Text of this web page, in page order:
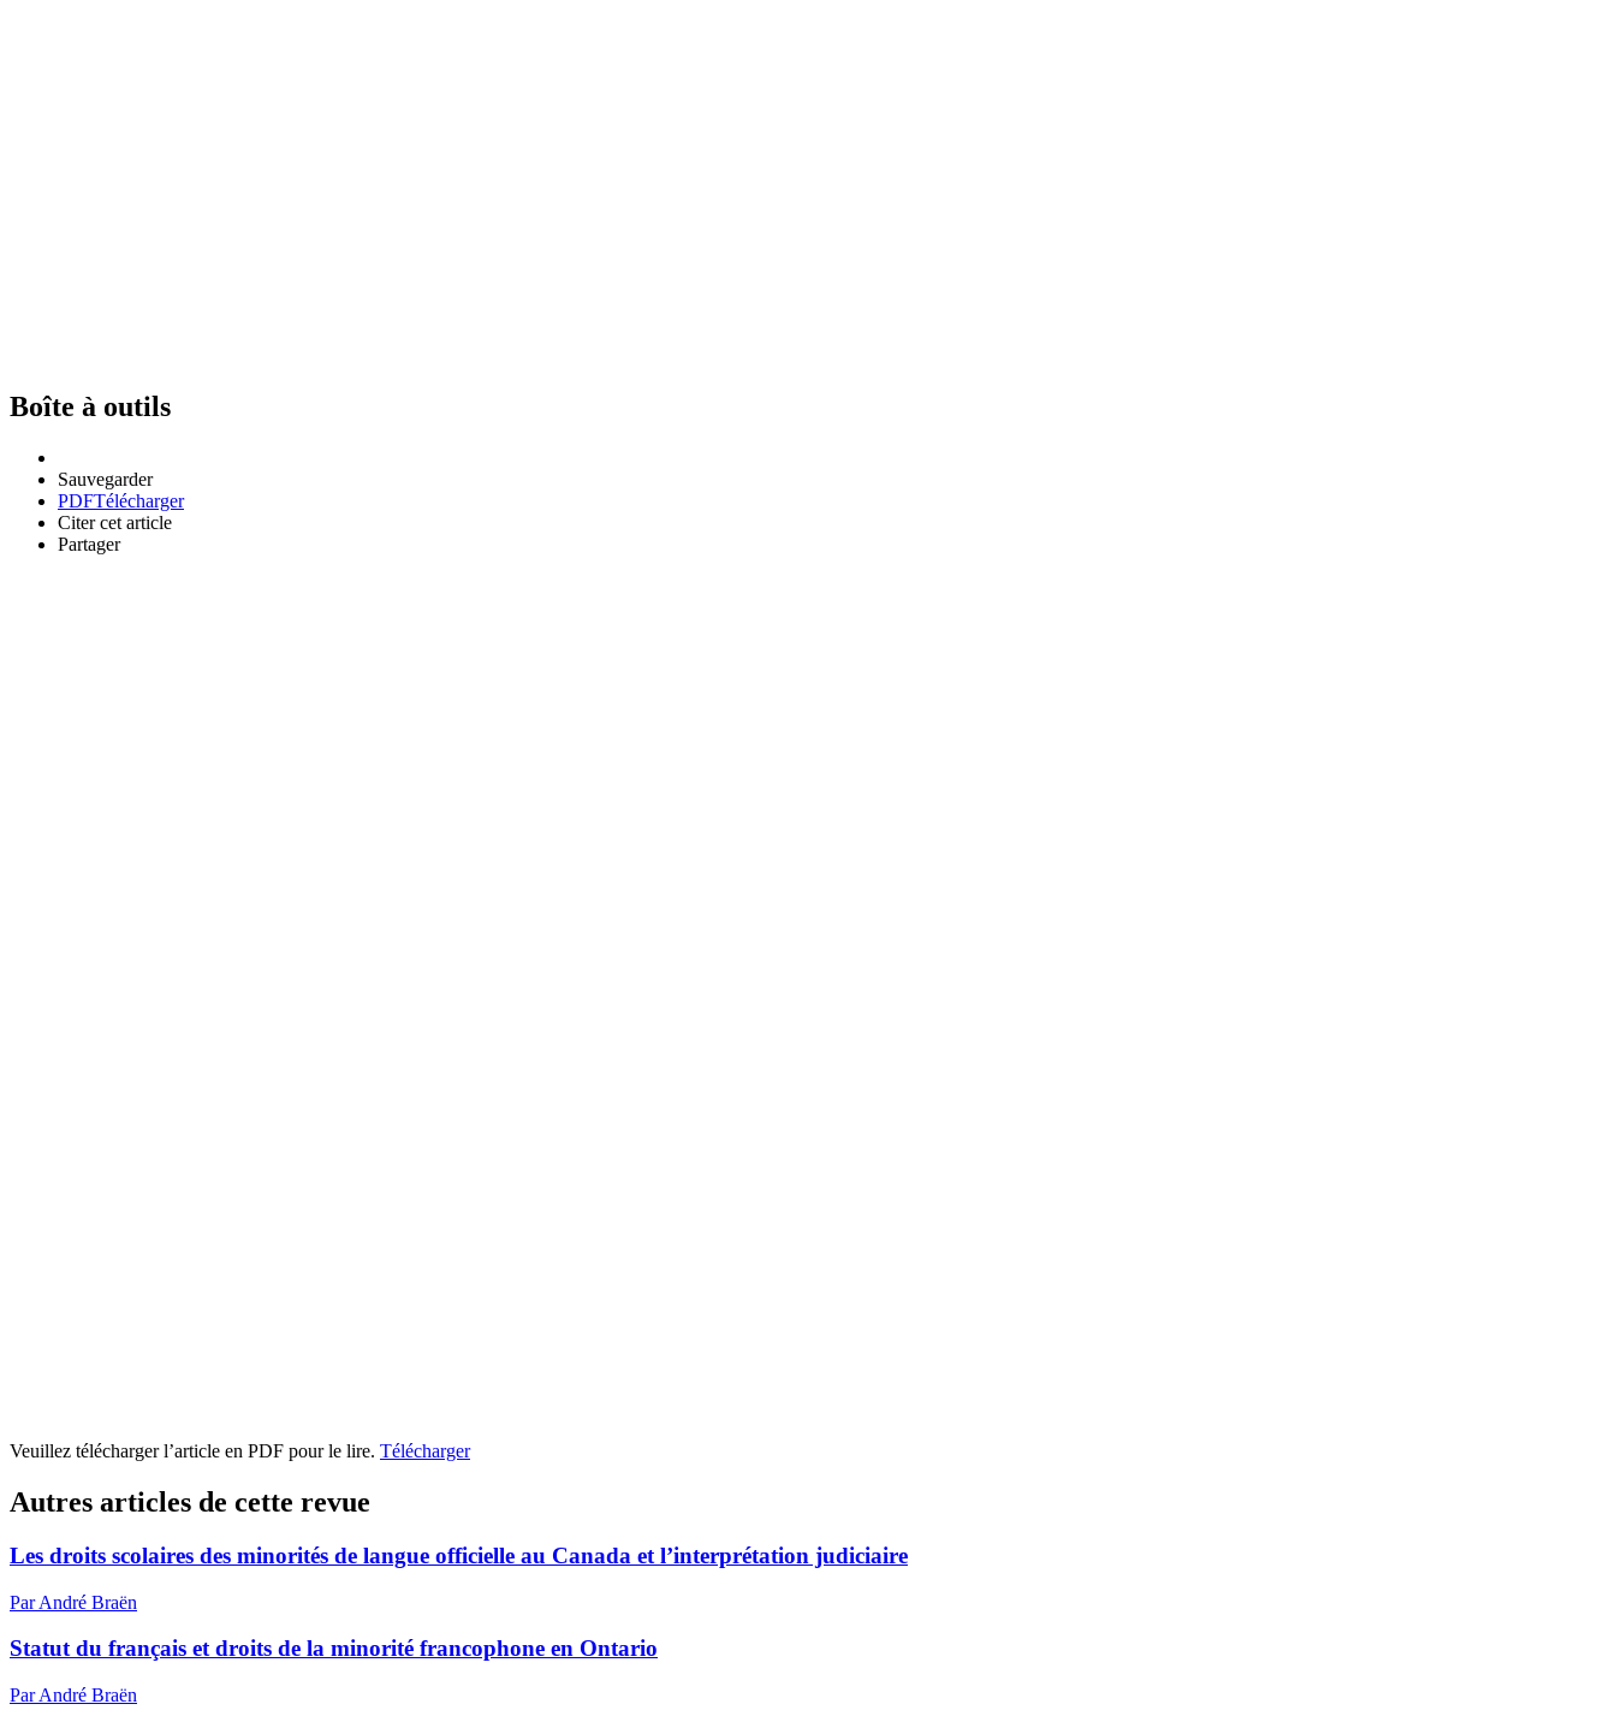
Boîte à outils
Sauvegarder
PDFTélécharger
Citer cet article
Partager
Veuillez télécharger l’article en PDF pour le lire. Télécharger
Autres articles de cette revue
Les droits scolaires des minorités de langue officielle au Canada et l’interprétation judiciaire
Par André Braën
Statut du français et droits de la minorité francophone en Ontario
Par André Braën